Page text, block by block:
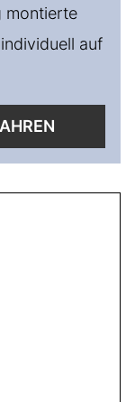
montierte
auf